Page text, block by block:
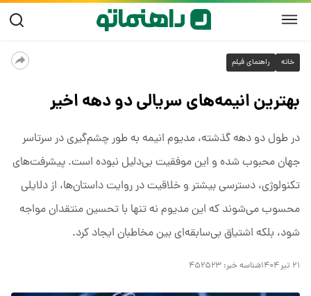
خانه راهنمای فیلم
بهترین انیمه‌های سریالی دو دهه اخیر
در طول دو دهه گذشته، مدیوم انیمه به طور چشم‌گیری در سرتاسر
جهان محبوب شده و این موفقیت بی‌دلیل نبوده است. پیشرفت‌های
تکنولوژی، دسترسی بیشتر و خلاقیت در روایت داستان‌ها، از دلایلی
محسوب می‌شوند که این مدیوم نه تنها با تحسین منتقدان مواجه
شود، بلکه اشتیاق بی‌سابقه‌ای بین مخاطبان ایجاد کرد.
۲۱ تیر ۱۴۰۴ شناسه خبر: ۴۵۲۵۲۳